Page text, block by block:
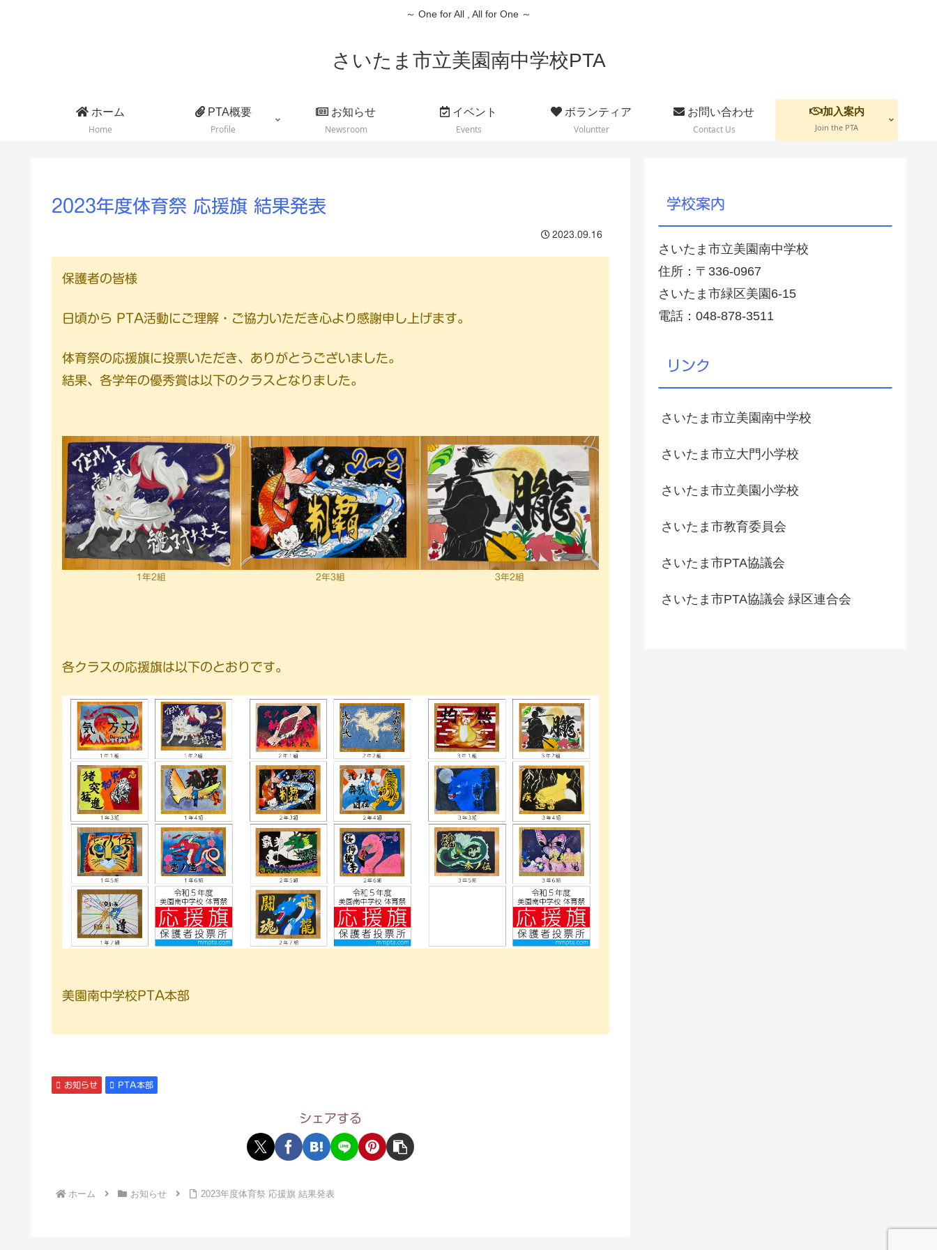
～ One for All , All for One ～
さいたま市立美園南中学校PTA
ホーム
Home
PTA概要
Profile
お知らせ
Newsroom
イベント
Events
ボランティア
Voluntter
お問い合わせ
Contact Us
加入案内
Join the PTA
2023年度体育祭 応援旗 結果発表
2023.09.16
保護者の皆様
日頃から PTA活動にご理解・ご協力いただき心より感謝申し上げます。
体育祭の応援旗に投票いただき、ありがとうございました。
結果、各学年の優秀賞は以下のクラスとなりました。
1年2組 2年3組 3年2組
各クラスの応援旗は以下のとおりです。
美園南中学校PTA本部
お知らせ PTA本部
シェアする
ホーム お知らせ 2023年度体育祭 応援旗 結果発表
学校案内
さいたま市立美園南中学校
住所：〒336-0967
さいたま市緑区美園6-15
電話：048-878-3511
リンク
さいたま市立美園南中学校
さいたま市立大門小学校
さいたま市立美園小学校
さいたま市教育委員会
さいたま市PTA協議会
さいたま市PTA協議会 緑区連合会